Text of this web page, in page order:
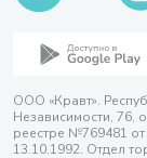
ООО «Кравт».
Независимости, 76,
реестре №769481
13.10.1992. Отдел